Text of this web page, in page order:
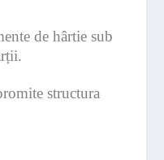
de hârtie sub
structura